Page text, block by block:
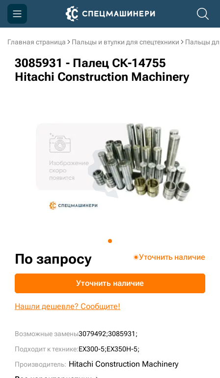
Главная страница Пальцы и втулки для спецтехники Пальцы
3085931 - Палец СК-14755
Hitachi Construction Machinery
Возможные замены3079492;3085931;
Подходит к технике:EX300-5;EX350H-5;
Производитель: Hitachi Construction Machinery
По запросу Уточнить наличие
Уточнить наличие
Нашли дешевле? Сообщите!
Компания
Акции
3D тур по производству
3D тур по складам
sksale@skdst.ru